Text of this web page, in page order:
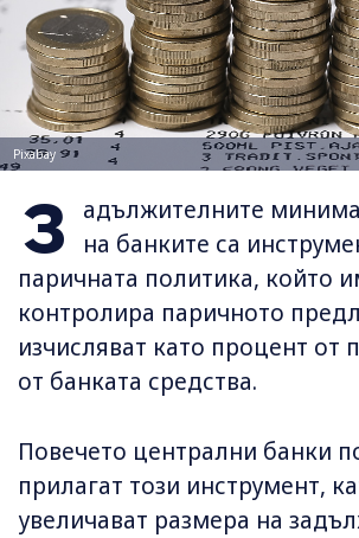
Pixabay
З
адължителните
на банките са
паричната политика, който
контролира паричното
изчисляват като процент от
от банката средства.
Повечето централни банки
прилагат този инструмент,
увеличават размера на